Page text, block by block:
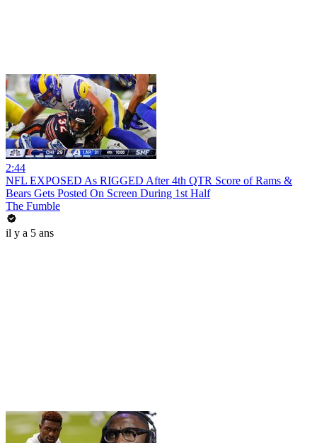
2:44
NFL EXPOSED As RIGGED After 4th QTR Score of Rams &
Bears Gets Posted On Screen During 1st Half
The Fumble
il y a 5 ans